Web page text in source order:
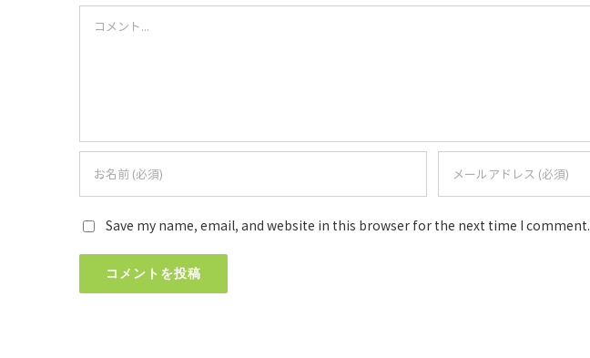
Save my name, email, and website in this browser for the next time I comment.